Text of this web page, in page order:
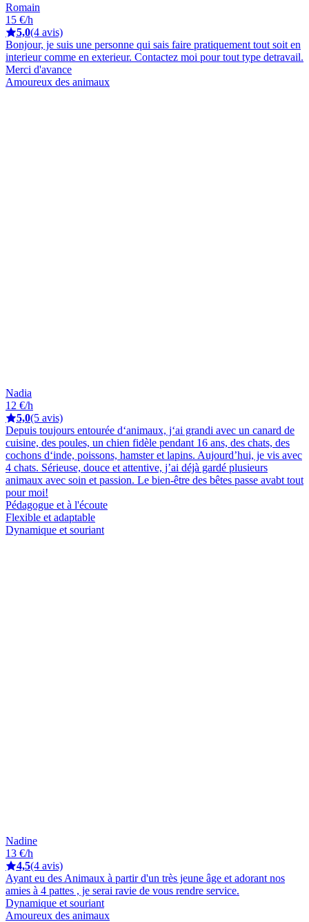
Romain
15 €/h
5,0(4 avis)
Bonjour, je suis une personne qui sais faire pratiquement tout soit en
interieur comme en exterieur. Contactez moi pour tout type detravail.
Merci d'avance
Amoureux des animaux
Nadia
12 €/h
5,0(5 avis)
Depuis toujours entourée d‘animaux, j‘ai grandi avec un canard de
cuisine, des poules, un chien fidèle pendant 16 ans, des chats, des
cochons d‘inde, poissons, hamster et lapins. Aujourd’hui, je vis avec
4 chats. Sérieuse, douce et attentive, j’ai déjà gardé plusieurs
animaux avec soin et passion. Le bien-être des bêtes passe avabt tout
pour moi!
Pédagogue et à l'écoute
Flexible et adaptable
Dynamique et souriant
Nadine
13 €/h
4,5(4 avis)
Ayant eu des Animaux à partir d'un très jeune âge et adorant nos
amies à 4 pattes , je serai ravie de vous rendre service.
Dynamique et souriant
Amoureux des animaux